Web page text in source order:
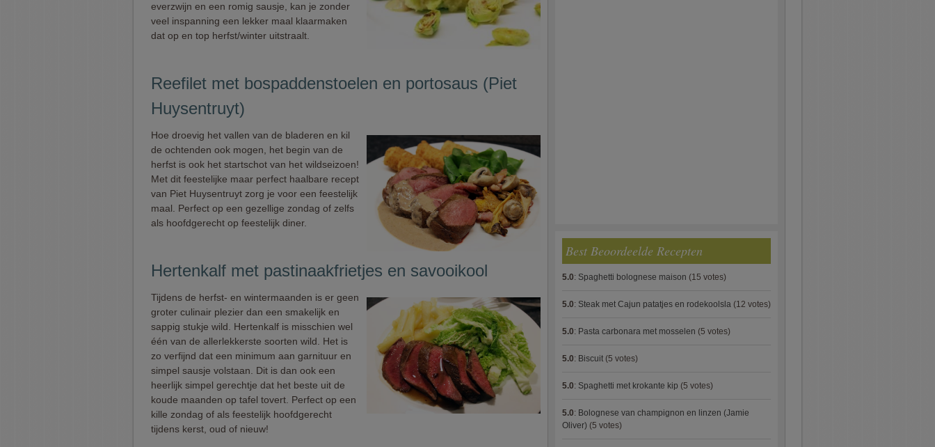
everzwijn en een romig sausje, kan je zonder
veel inspanning een lekker maal klaarmaken
dat op en top herfst/winter uitstraalt.
Reefilet met bospaddenstoelen en portosaus (Piet
Huysentruyt)
Hoe droevig het vallen van de bladeren en kil
de ochtenden ook mogen, het begin van de
herfst is ook het startschot van het wildseizoen!
Met dit feestelijke maar perfect haalbare recept
van Piet Huysentruyt zorg je voor een feestelijk
maal. Perfect op een gezellige zondag of zelfs
als hoofdgerecht op feestelijk diner.
Hertenkalf met pastinaakfrietjes en savooikool
Tijdens de herfst- en wintermaanden is er geen
groter culinair plezier dan een smakelijk en
sappig stukje wild. Hertenkalf is misschien wel
één van de allerlekkerste soorten wild. Het is
zo verfijnd dat een minimum aan garnituur en
simpel sausje volstaan. Dit is dan ook een
heerlijk simpel gerechtje dat het beste uit de
koude maanden op tafel tovert. Perfect op een
kille zondag of als feestelijk hoofdgerecht
tijdens kerst, oud of nieuw!
Best Beoordeelde Recepten
5.0: Spaghetti bolognese maison (15 votes)
5.0: Steak met Cajun patatjes en rodekoolsla (12 votes)
5.0: Pasta carbonara met mosselen (5 votes)
5.0: Biscuit (5 votes)
5.0: Spaghetti met krokante kip (5 votes)
5.0: Bolognese van champignon en linzen (Jamie
Oliver) (5 votes)